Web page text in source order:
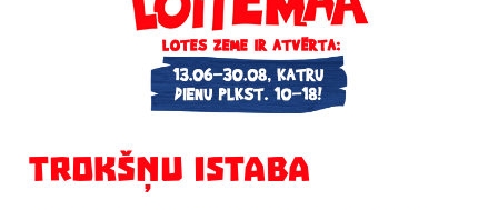
TROKŠŅU ISTABA